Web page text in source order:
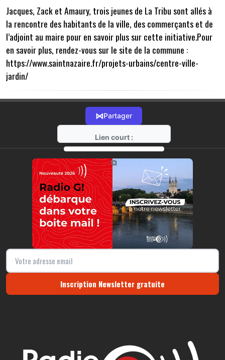
Jacques, Zack et Amaury, trois jeunes de La Tribu sont allés à
la rencontre des habitants de la ville, des commerçants et de
l’adjoint au maire pour en savoir plus sur cette initiative.Pour
en savoir plus, rendez-vous sur le site de la commune :
https://www.saintnazaire.fr/projets-urbains/centre-ville-
jardin/
⋈Partager
Lien court :
https://radio-g.fr?16588
⧉
Inscription Newsletter gratuite